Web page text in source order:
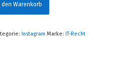
den Warenkorb
Instagram Marke: IT-Recht